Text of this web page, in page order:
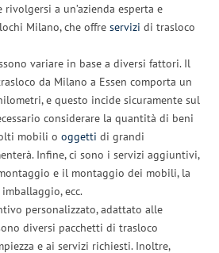
a un’azienda esperta e
Milano, che offre servizi di trasloco
variare in base a diversi fattori. Il
da Milano a Essen comporta un
e questo incide sicuramente sul
considerare la quantità di beni
mobili o oggetti di grandi
Infine, ci sono i servizi aggiuntivi,
e il montaggio dei mobili, la
ecc.
personalizzato, adattato alle
diversi pacchetti di trasloco
e ai servizi richiesti. Inoltre,